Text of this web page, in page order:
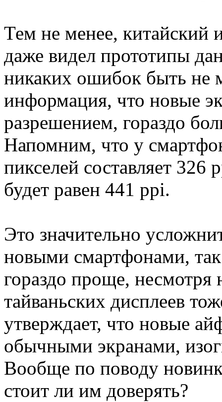
Тем не менее, китайский
даже видел прототипы
никаких ошибок быть не
информация, что новые
разрешением, гораздо
Напомним, что у
пикселей составляет 326
будет равен 441 ppi.
Это значительно
новыми смартфонами,
гораздо проще, несмотря
тайваньских дисплеев
утверждает, что новые
обычными экранами,
Вообще по поводу
стоит ли им доверять?